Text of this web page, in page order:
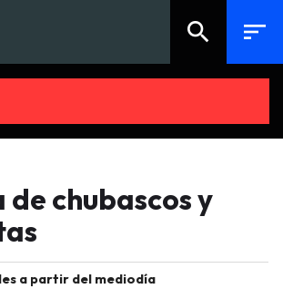
search sort
de chubascos y
a partir del mediodía